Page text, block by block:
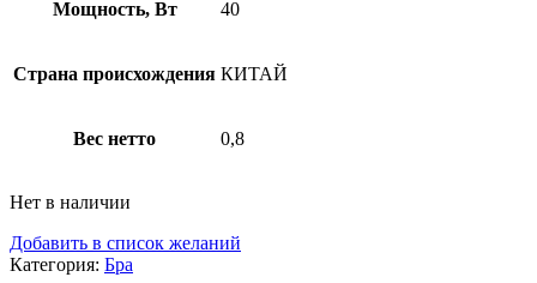
Мощность, Вт 40
Страна происхождения КИТАЙ
Вес нетто 0,8
Нет в наличии
Добавить в список желаний
Категория: Бра